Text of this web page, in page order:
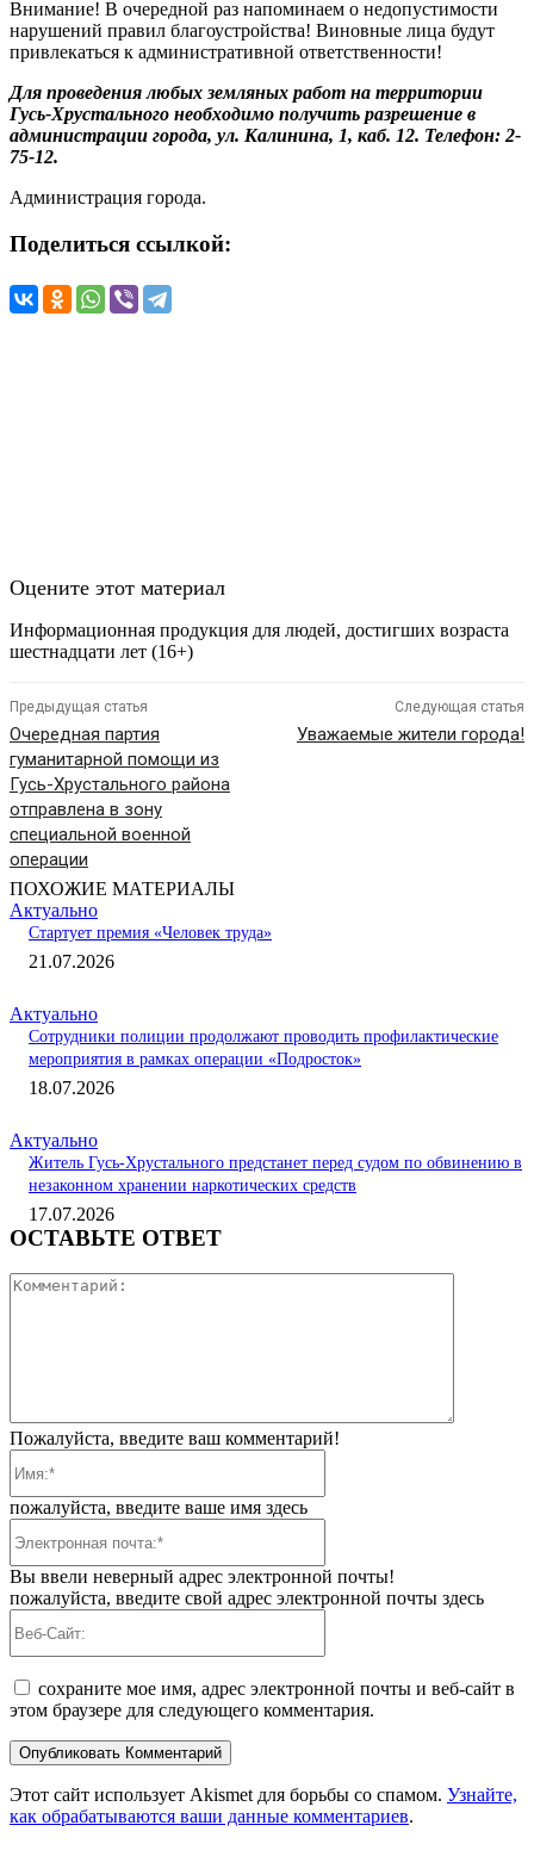
Внимание! В очередной раз напоминаем о недопустимости
нарушений правил благоустройства! Виновные лица будут
привлекаться к административной ответственности!
Для проведения любых земляных работ на территории
Гусь-Хрустального необходимо получить разрешение в
администрации города, ул. Калинина, 1, каб. 12. Телефон: 2-
75-12.
Администрация города.
Поделиться ссылкой:
Оцените этот материал
Информационная продукция для людей, достигших возраста
шестнадцати лет (16+)
Предыдущая статья
Очередная партия
гуманитарной помощи из
Гусь-Хрустального района
отправлена в зону
специальной военной
операции
Следующая статья
Уважаемые жители города!
ПОХОЖИЕ МАТЕРИАЛЫ
Актуально
Стартует премия «Человек труда»
21.07.2026
Актуально
Сотрудники полиции продолжают проводить профилактические
мероприятия в рамках операции «Подросток»
18.07.2026
Актуально
Житель Гусь-Хрустального предстанет перед судом по обвинению в
незаконном хранении наркотических средств
17.07.2026
ОСТАВЬТЕ ОТВЕТ
Пожалуйста, введите ваш комментарий!
пожалуйста, введите ваше имя здесь
Вы ввели неверный адрес электронной почты!
пожалуйста, введите свой адрес электронной почты здесь
сохраните мое имя, адрес электронной почты и веб-сайт в
этом браузере для следующего комментария.
Этот сайт использует Akismet для борьбы со спамом. Узнайте,
как обрабатываются ваши данные комментариев.